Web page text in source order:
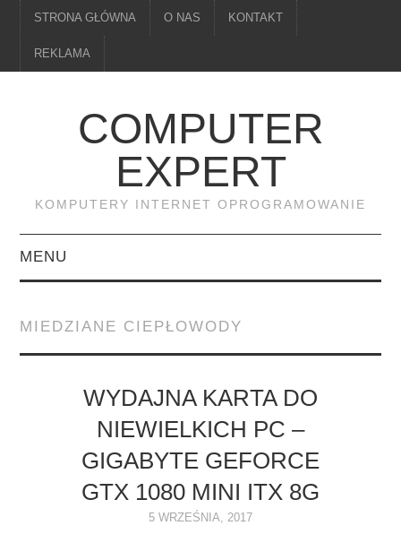
STRONA GŁÓWNA O NAS KONTAKT
REKLAMA
COMPUTER
EXPERT
KOMPUTERY INTERNET OPROGRAMOWANIE
MENU
MONITORY
NAPĘDY
OPROGRAMOWANIE
MIEDZIANE CIEPŁOWODY
WYDAJNA KARTA DO
NIEWIELKICH PC –
GIGABYTE GEFORCE
GTX 1080 MINI ITX 8G
5 WRZEŚNIA, 2017